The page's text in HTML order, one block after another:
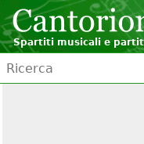
Spartiti musicali e